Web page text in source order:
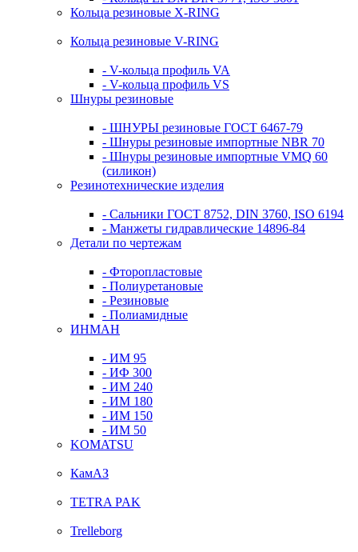
Кольца резиновые Х-RING
Кольца резиновые V-RING
- V-кольца профиль VA
- V-кольца профиль VS
Шнуры резиновые
- ШНУРЫ резиновые ГОСТ 6467-79
- Шнуры резиновые импортные NBR 70
- Шнуры резиновые импортные VMQ 60
(силикон)
Резинотехнические изделия
- Сальники ГОСТ 8752, DIN 3760, ISO 6194
- Манжеты гидравлические 14896-84
Детали по чертежам
- Фторопластовые
- Полиуретановые
- Резиновые
- Полиамидные
ИНМАН
- ИМ 95
- ИФ 300
- ИМ 240
- ИМ 180
- ИМ 150
- ИМ 50
KOMATSU
КамАЗ
TETRA PAK
Trelleborg